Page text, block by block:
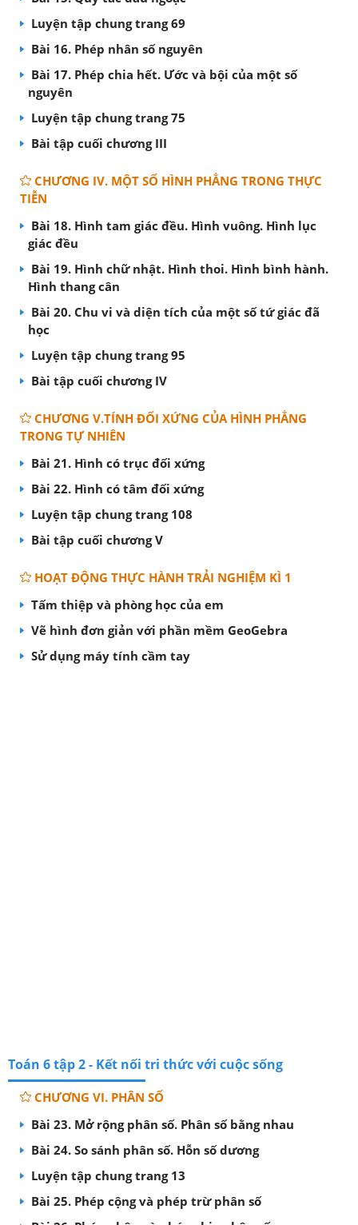
Luyện tập chung trang 69
Bài 16. Phép nhân số nguyên
Bài 17. Phép chia hết. Ước và bội của một số
nguyên
Luyện tập chung trang 75
Bài tập cuối chương III
CHƯƠNG IV. MỘT SỐ HÌNH PHẲNG TRONG THỰC
TIỄN
Bài 18. Hình tam giác đều. Hình vuông. Hình lục
giác đều
Bài 19. Hình chữ nhật. Hình thoi. Hình bình hành.
Hình thang cân
Bài 20. Chu vi và diện tích của một số tứ giác đã
học
Luyện tập chung trang 95
Bài tập cuối chương IV
CHƯƠNG V.TÍNH ĐỐI XỨNG CỦA HÌNH PHẲNG
TRONG TỰ NHIÊN
Bài 21. Hình có trục đối xứng
Bài 22. Hình có tâm đối xứng
Luyện tập chung trang 108
Bài tập cuối chương V
HOẠT ĐỘNG THỰC HÀNH TRẢI NGHIỆM KÌ 1
Tấm thiệp và phòng học của em
Vẽ hình đơn giản với phần mềm GeoGebra
Sử dụng máy tính cầm tay
Toán 6 tập 2 - Kết nối tri thức với cuộc sống
CHƯƠNG VI. PHÂN SỐ
Bài 23. Mở rộng phân số. Phân số bằng nhau
Bài 24. So sánh phân số. Hỗn số dương
Luyện tập chung trang 13
Bài 25. Phép cộng và phép trừ phân số